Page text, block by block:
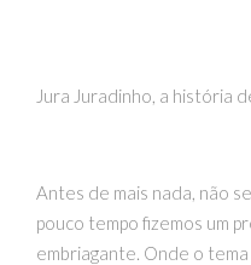
Jura Juradinho, a história
Antes de mais nada, não
pouco tempo fizemos um
embriagante. Onde o